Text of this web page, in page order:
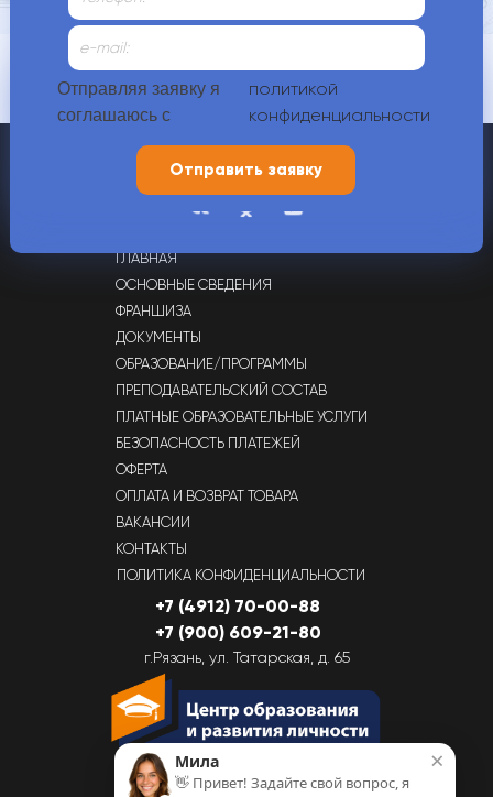
Контакты
г. Рязань, ул. Татарская, д. 65
Отправляя заявку я
соглашаюсь с
политикой
конфиденциальности
ГЛАВНАЯ
ОСНОВНЫЕ СВЕДЕНИЯ
ФРАНШИЗА
ДОКУМЕНТЫ
ОБРАЗОВАНИЕ/ПРОГРАММЫ
ПРЕПОДАВАТЕЛЬСКИЙ СОСТАВ
ПЛАТНЫЕ ОБРАЗОВАТЕЛЬНЫЕ УСЛУГИ
БЕЗОПАСНОСТЬ ПЛАТЕЖЕЙ
ОФЕРТА
ОПЛАТА И ВОЗВРАТ ТОВАРА
ВАКАНСИИ
КОНТАКТЫ
ПОЛИТИКА КОНФИДЕНЦИАЛЬНОСТИ
+7 (4912) 70-00-88
+7 (900) 609-21-80
г.Рязань, ул. Татарская, д. 65
×
Мила
👋 Привет! Задайте свой вопрос, я